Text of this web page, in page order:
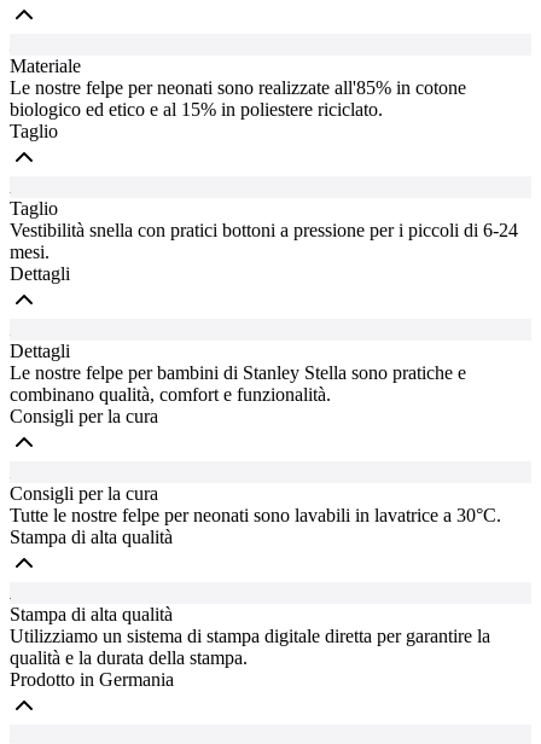
Materiale
Le nostre felpe per neonati sono realizzate all'85% in cotone
biologico ed etico e al 15% in poliestere riciclato.
Taglio
Taglio
Vestibilità snella con pratici bottoni a pressione per i piccoli di 6-24
mesi.
Dettagli
Dettagli
Le nostre felpe per bambini di Stanley Stella sono pratiche e
combinano qualità, comfort e funzionalità.
Consigli per la cura
Consigli per la cura
Tutte le nostre felpe per neonati sono lavabili in lavatrice a 30°C.
Stampa di alta qualità
Stampa di alta qualità
Utilizziamo un sistema di stampa digitale diretta per garantire la
qualità e la durata della stampa.
Prodotto in Germania